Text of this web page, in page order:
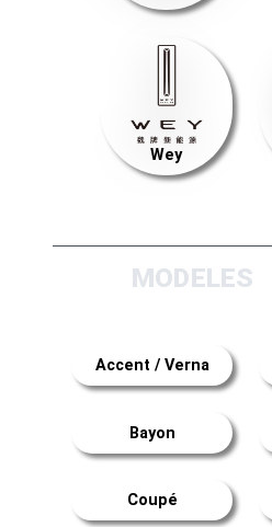
Wey
MODELES
Accent / Verna
Bayon
Coupé